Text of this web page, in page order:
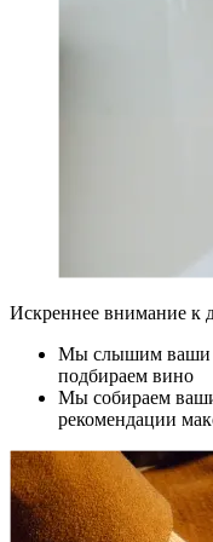
Искреннее внимание к
Мы слышим ваши
подбираем вино
Мы собираем
рекомендации